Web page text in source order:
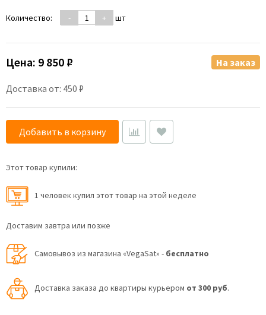
Количество: - + шт
Цена: 9 850 ₽
Доставка от: 450 ₽
На заказ
Добавить в корзину
Этот товар купили:
1 человек купил этот товар на этой неделе
Доставим завтра или позже
Самовывоз из магазина «VegaSat» - бесплатно
Доставка заказа до квартиры курьером от 300 руб.